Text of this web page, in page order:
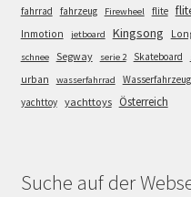
fahrrad
fahrzeug Firewheel flite
Inmotion jetboard Kingsong
schnee Segway serie 2 Skateboard
urban wasserfahrrad Wasserfahrzeug
yachttoy yachttoys Österreich
Suche auf der